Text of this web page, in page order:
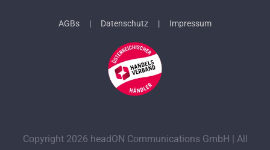
AGBs Datenschutz Impressum
Copyright 2026 headON Communications GmbH | All